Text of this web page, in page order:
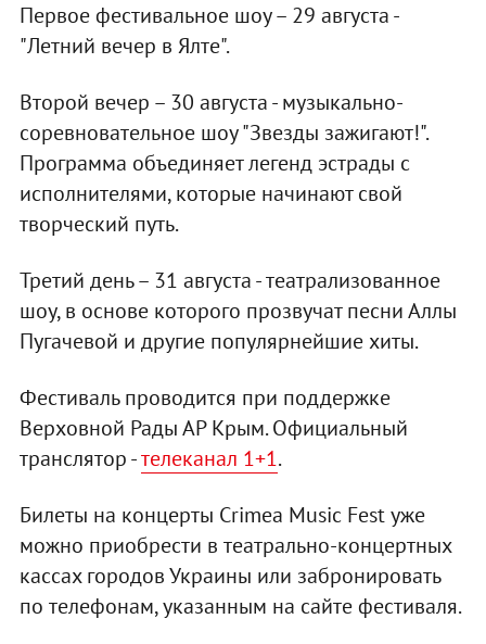
Первое фестивальное шоу – 29 августа -
"Летний вечер в Ялте".
Второй вечер – 30 августа - музыкально-
соревновательное шоу "Звезды зажигают!".
Программа объединяет легенд эстрады с
исполнителями, которые начинают свой
творческий путь.
Третий день – 31 августа - театрализованное
шоу, в основе которого прозвучат песни Аллы
Пугачевой и другие популярнейшие хиты.
Фестиваль проводится при поддержке
Верховной Рады АР Крым. Официальный
транслятор -телеканал 1+1.
Билеты на концерты Crimea Music Fest уже
можно приобрести в театрально-концертных
кассах городов Украины или забронировать
по телефонам, указанным на сайте фестиваля.